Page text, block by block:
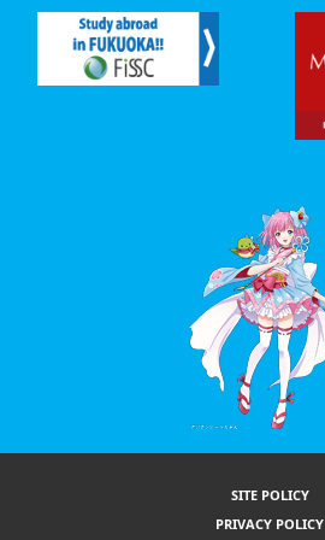
SITE POLICY
PRIVACY POLICY